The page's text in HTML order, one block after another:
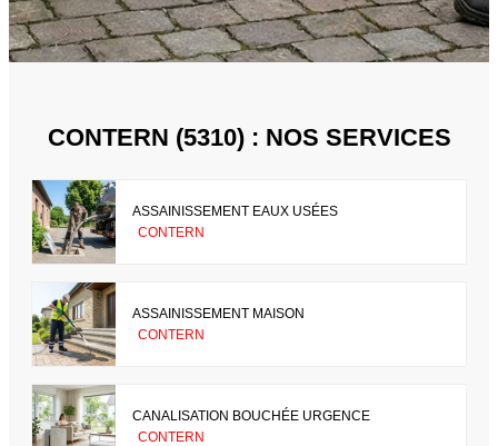
CONTERN (5310) : NOS SERVICES
ASSAINISSEMENT EAUX USÉES
CONTERN
ASSAINISSEMENT MAISON
CONTERN
CANALISATION BOUCHÉE URGENCE
CONTERN